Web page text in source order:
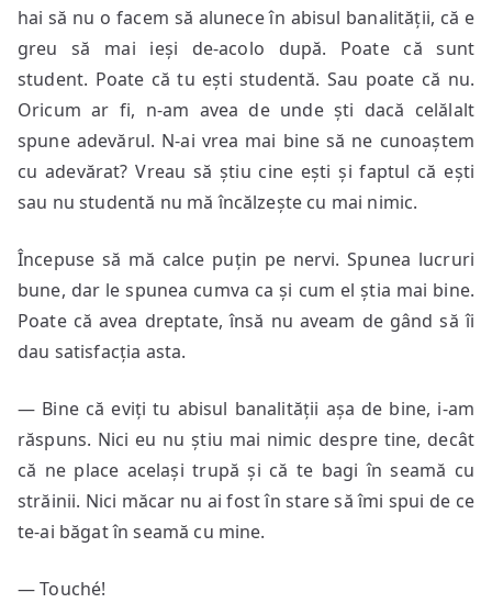
hai să nu o facem să alunece în abisul banalității, că e
greu să mai ieși de-acolo după. Poate că sunt
student. Poate că tu ești studentă. Sau poate că nu.
Oricum ar fi, n-am avea de unde ști dacă celălalt
spune adevărul. N-ai vrea mai bine să ne cunoaștem
cu adevărat? Vreau să știu cine ești și faptul că ești
sau nu studentă nu mă încălzește cu mai nimic.
Începuse să mă calce puțin pe nervi. Spunea lucruri
bune, dar le spunea cumva ca și cum el știa mai bine.
Poate că avea dreptate, însă nu aveam de gând să îi
dau satisfacția asta.
— Bine că eviți tu abisul banalității așa de bine, i-am
răspuns. Nici eu nu știu mai nimic despre tine, decât
că ne place același trupă și că te bagi în seamă cu
străinii. Nici măcar nu ai fost în stare să îmi spui de ce
te-ai băgat în seamă cu mine.
— Touché!